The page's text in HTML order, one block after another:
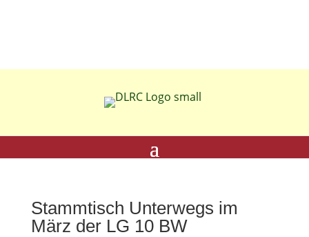
Stammtisch Unterwegs im
März der LG 10 BW